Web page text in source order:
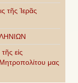
τῆς Ἱερᾶς
εἰς
μας